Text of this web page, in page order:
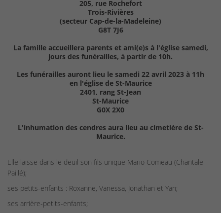
205, rue Rochefort
Trois-Rivières
(secteur Cap-de-la-Madeleine)
G8T 7J6
La famille accueillera parents et ami(e)s à l'église samedi,
jours des funérailles, à partir de 10h.
Les funérailles auront lieu le samedi 22 avril 2023 à 11h
en l'église de St-Maurice
2401, rang St-Jean
St-Maurice
G0X 2X0
L'inhumation des cendres aura lieu au cimetière de St-
Maurice.
Elle laisse dans le deuil son fils unique Mario Comeau (Chantale
Paillé);
ses petits-enfants : Roxanne, Vanessa, Jonathan et Yan;
ses arrière-petits-enfants;